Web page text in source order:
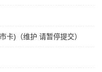
卡)（维护 请暂停提交）